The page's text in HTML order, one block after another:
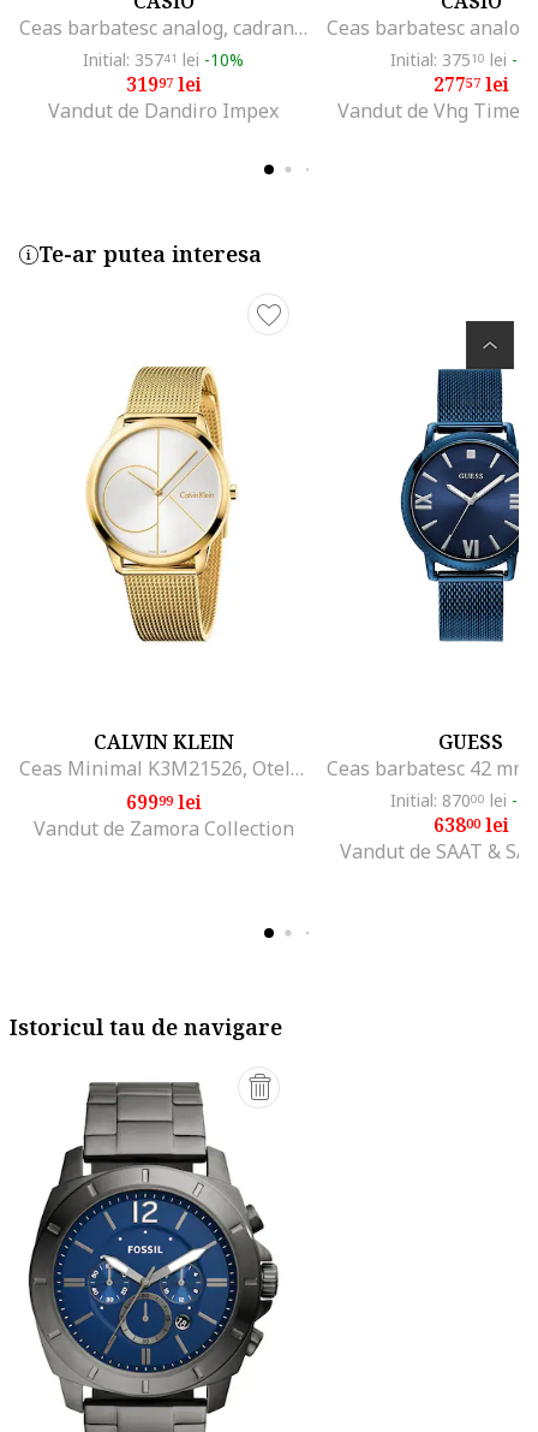
Ceas barbatesc analog, cadran verde, bratara din inox, 5 ATM, 45x10.3mm
Initial: 35741 lei -10%
31997lei
Vandut de Dandiro Impex
Initial: 37510 lei -
27757lei
Vandut de Vhg Time
Te-ar putea interesa
CALVIN KLEIN
Ceas Minimal K3M21526, Otel inoxidabil, Auriu
69999lei
Vandut de Zamora Collection
GUESS
Initial: 87000 lei -
63800lei
Vandut de SAAT &
Istoricul tau de navigare